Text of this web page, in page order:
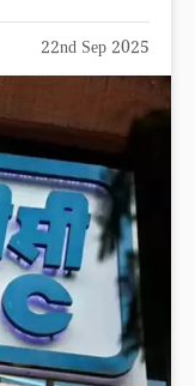
22nd Sep 2025